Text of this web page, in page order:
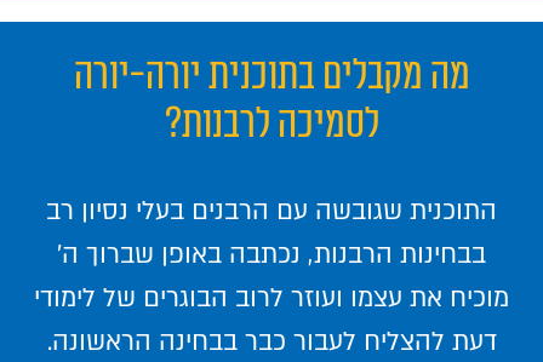
מה מקבלים בתוכנית יורה-יורה
לסמיכה לרבנות?
התוכנית שגובשה עם הרבנים בעלי נסיון רב
בבחינות הרבנות, נכתבה באופן שברוך ה'
מוכיח את עצמו ועוזר לרוב הבוגרים של לימודי
דעת להצליח לעבור כבר בבחינה הראשונה.